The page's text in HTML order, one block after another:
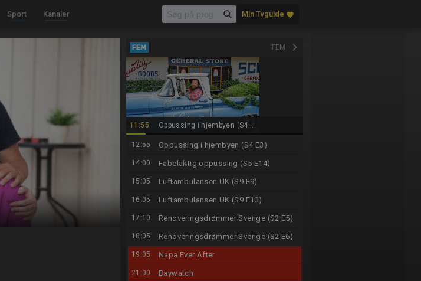
Sport Kanaler Min Tvguide favorite
FEM keyboard_arrow_right
11:55 Oppussing i hjembyen (S4 ...
12:55 Oppussing i hjembyen (S4 E3)
14:00 Fabelaktig oppussing (S5 E14)
15:05 Luftambulansen UK (S9 E9)
16:05 Luftambulansen UK (S9 E10)
17:10 Renoveringsdrømmer Sverige (S2 E5)
18:05 Renoveringsdrømmer Sverige (S2 E6)
19:05 Napa Ever After
21:00 Baywatch